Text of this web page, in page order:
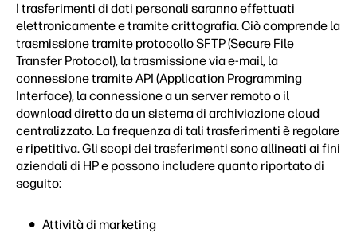
I trasferimenti di dati personali saranno effettuati
elettronicamente e tramite crittografia. Ciò comprende la
trasmissione tramite protocollo SFTP (Secure File
Transfer Protocol), la trasmissione via e-mail, la
connessione tramite API (Application Programming
Interface), la connessione a un server remoto o il
download diretto da un sistema di archiviazione cloud
centralizzato. La frequenza di tali trasferimenti è regolare
e ripetitiva. Gli scopi dei trasferimenti sono allineati ai fini
aziendali di HP e possono includere quanto riportato di
seguito:
Attività di marketing